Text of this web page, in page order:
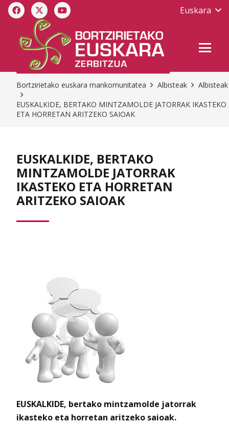
Euskara
Bortzirietako euskara mankomunitatea Albisteak
Albisteak
EUSKALKIDE, BERTAKO MINTZAMOLDE JATORRAK IKASTEKO
ETA HORRETAN ARITZEKO SAIOAK
EUSKALKIDE, BERTAKO
MINTZAMOLDE JATORRAK
IKASTEKO ETA HORRETAN
ARITZEKO SAIOAK
EUSKALKIDE, bertako mintzamolde jatorrak
ikasteko eta horretan aritzeko saioak.